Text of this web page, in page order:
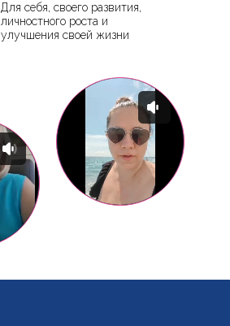
Для себя, своего развития,
личностного роста и
улучшения своей жизни